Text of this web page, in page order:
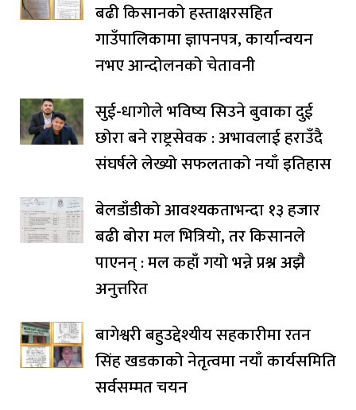
बढी किसानको हस्ताक्षरसहित
गाउँपालिकामा ज्ञापनपत्र, कार्यान्वयन
नभए आन्दोलनको चेतावनी
सुई-धागोले भविष्य सिउने बुवाका दुई
छोरा बने राष्ट्रसेवक : अभावलाई हराउँदै
संघर्षले लेख्यो सफलताको नयाँ इतिहास
बेलडाँडीको आवश्यकताभन्दा १३ हजार
बढी बोरा मल भित्रियो, तर किसानले
पाएनन् : मल कहाँ गयो भन्ने प्रश्न अझै
अनुत्तरित
बागेश्वरी बहुउद्देश्यीय सहकारीमा रतन
सिंह खडकाको नेतृत्वमा नयाँ कार्यसमिति
सर्वसम्मत चयन